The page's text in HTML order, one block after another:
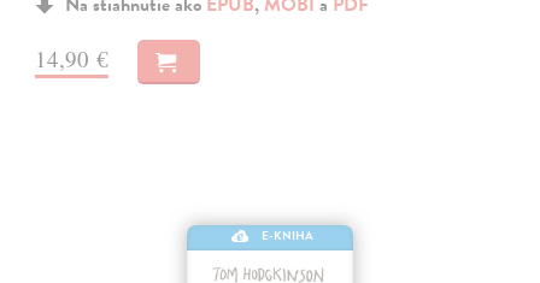
14,90 €
E-KNIHA